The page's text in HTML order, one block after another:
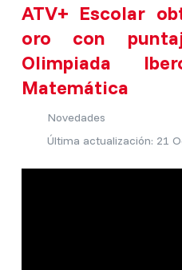
ATV+ Escolar
oro con
Olimpiada
Matemática
Novedades
Última actualización: 21